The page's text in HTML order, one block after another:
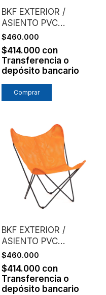
BKF EXTERIOR /
ASIENTO PVC
MICROPERFORADO /
BLANCO
$460.000
$414.000 con
Transferencia o
depósito bancario
Comprar
BKF EXTERIOR /
ASIENTO PVC
MICROPERFORADO /
NARANJA
$460.000
$414.000 con
Transferencia o
depósito bancario